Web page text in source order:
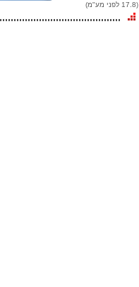
(17.8 לפני מע"מ)